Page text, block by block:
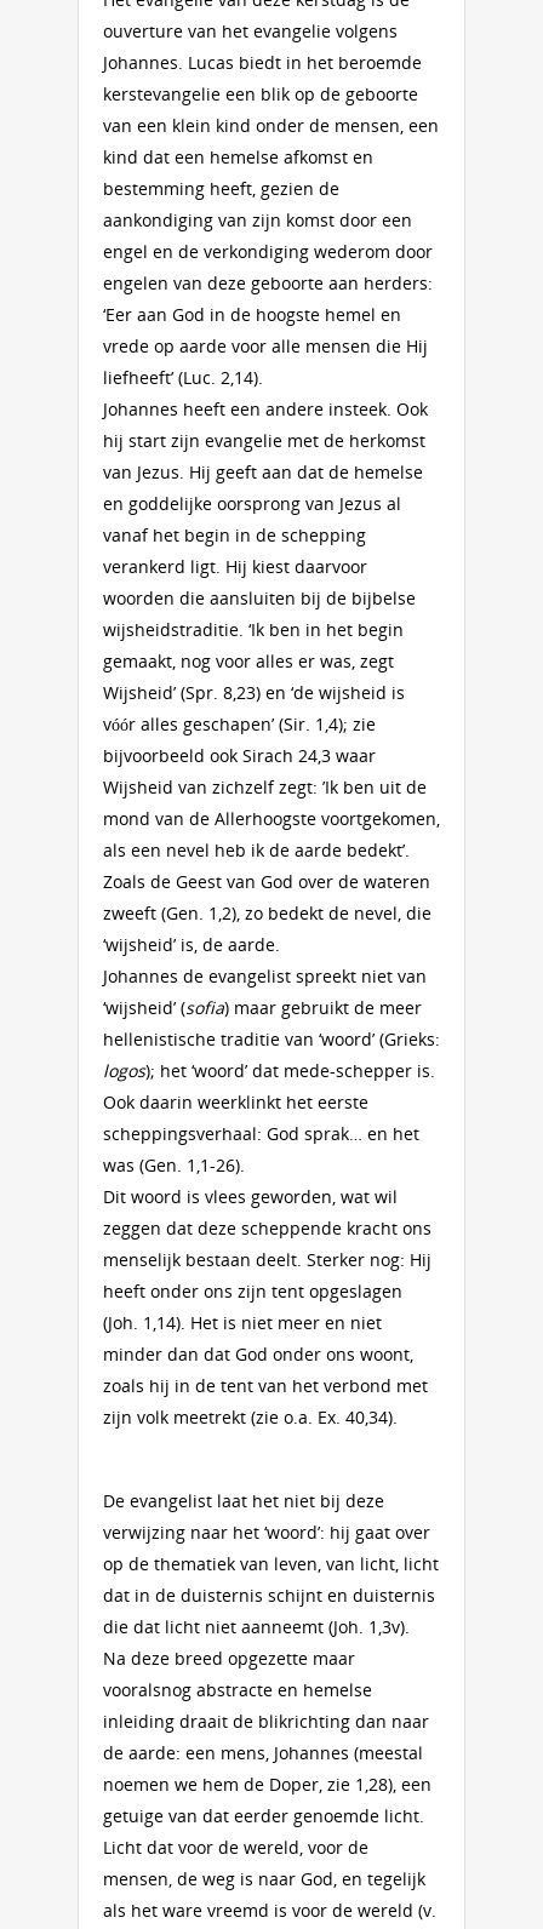
ouverture van het evangelie volgens
Johannes. Lucas biedt in het beroemde
kerstevangelie een blik op de geboorte
van een klein kind onder de mensen, een
kind dat een hemelse afkomst en
bestemming heeft, gezien de
aankondiging van zijn komst door een
engel en de verkondiging wederom door
engelen van deze geboorte aan herders:
‘Eer aan God in de hoogste hemel en
vrede op aarde voor alle mensen die Hij
liefheeft’ (Luc. 2,14).
Johannes heeft een andere insteek. Ook
hij start zijn evangelie met de herkomst
van Jezus. Hij geeft aan dat de hemelse
en goddelijke oorsprong van Jezus al
vanaf het begin in de schepping
verankerd ligt. Hij kiest daarvoor
woorden die aansluiten bij de bijbelse
wijsheidstraditie. ‘Ik ben in het begin
gemaakt, nog voor alles er was, zegt
Wijsheid’ (Spr. 8,23) en ‘de wijsheid is
vóór alles geschapen’ (Sir. 1,4); zie
bijvoorbeeld ook Sirach 24,3 waar
Wijsheid van zichzelf zegt: ’Ik ben uit de
mond van de Allerhoogste voortgekomen,
als een nevel heb ik de aarde bedekt’.
Zoals de Geest van God over de wateren
zweeft (Gen. 1,2), zo bedekt de nevel, die
‘wijsheid’ is, de aarde.
Johannes de evangelist spreekt niet van
‘wijsheid’ (sofia) maar gebruikt de meer
hellenistische traditie van ‘woord’ (Grieks:
logos); het ‘woord’ dat mede-schepper is.
Ook daarin weerklinkt het eerste
scheppingsverhaal: God sprak… en het
was (Gen. 1,1-26).
Dit woord is vlees geworden, wat wil
zeggen dat deze scheppende kracht ons
menselijk bestaan deelt. Sterker nog: Hij
heeft onder ons zijn tent opgeslagen
(Joh. 1,14). Het is niet meer en niet
minder dan dat God onder ons woont,
zoals hij in de tent van het verbond met
zijn volk meetrekt (zie o.a. Ex. 40,34).
De evangelist laat het niet bij deze
verwijzing naar het ‘woord’: hij gaat over
op de thematiek van leven, van licht, licht
dat in de duisternis schijnt en duisternis
die dat licht niet aanneemt (Joh. 1,3v).
Na deze breed opgezette maar
vooralsnog abstracte en hemelse
inleiding draait de blikrichting dan naar
de aarde: een mens, Johannes (meestal
noemen we hem de Doper, zie 1,28), een
getuige van dat eerder genoemde licht.
Licht dat voor de wereld, voor de
mensen, de weg is naar God, en tegelijk
als het ware vreemd is voor de wereld (v.